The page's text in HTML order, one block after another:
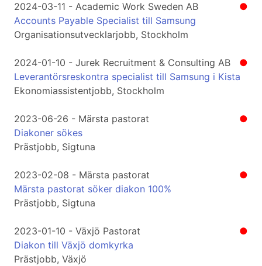
●
2024-03-11 - Academic Work Sweden AB
Accounts Payable Specialist till Samsung
Organisationsutvecklarjobb, Stockholm
●
2024-01-10 - Jurek Recruitment & Consulting AB
Leverantörsreskontra specialist till Samsung i Kista
Ekonomiassistentjobb, Stockholm
●
2023-06-26 - Märsta pastorat
Diakoner sökes
Prästjobb, Sigtuna
●
2023-02-08 - Märsta pastorat
Märsta pastorat söker diakon 100%
Prästjobb, Sigtuna
●
2023-01-10 - Växjö Pastorat
Diakon till Växjö domkyrka
Prästjobb, Växjö